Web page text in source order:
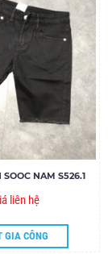
NAM S526.1
liên hệ
GIA CÔNG